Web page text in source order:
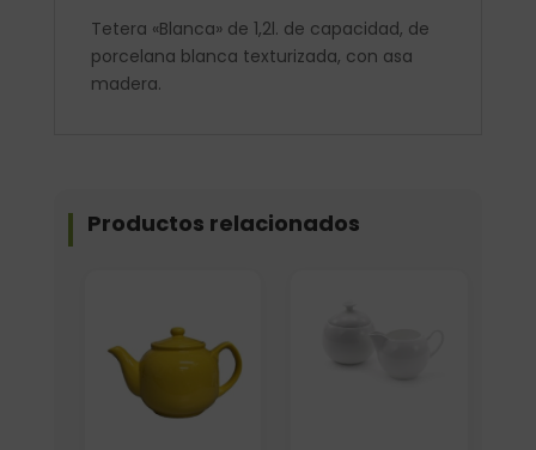
Tetera «Blanca» de 1,2l. de capacidad, de
porcelana blanca texturizada, con asa
madera.
Productos relacionados